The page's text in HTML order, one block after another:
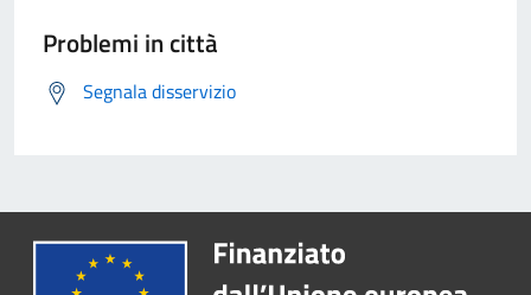
Problemi in città
Segnala disservizio